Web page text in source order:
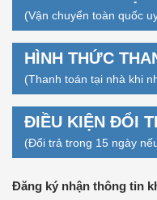
(Vận chuyển toàn quốc
HÌNH THỨC
(Thanh toán tại nhà khi
ĐIỀU KIỆN ĐỔI
(Đổi trả trong 15 ngày
Đăng ký nhận thông tin